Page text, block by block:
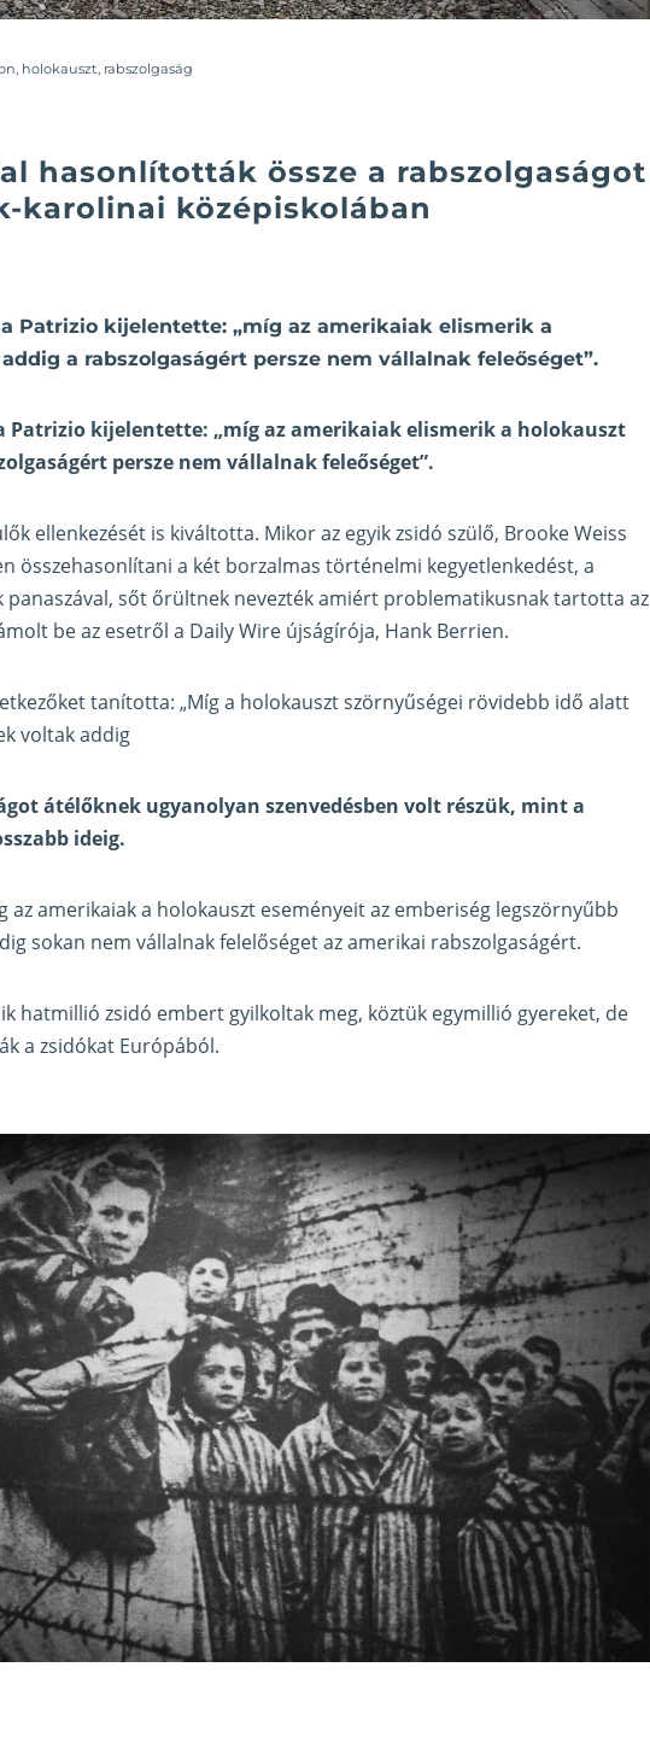
holokauszt rabszolgaság
hasonlították össze a rabszolgaságot
karolinai középiskolában
Patrizio kijelentette: „míg az amerikaiak elismerik a
a rabszolgaságért persze nem vállalnak feleőséget”.
Patrizio kijelentette: „míg az amerikaiak elismerik a holokauszt
persze nem vállalnak feleőséget”.
ellenkezését is kiváltotta. Mikor az egyik zsidó szülő, Brooke Weiss
összehasonlítani a két borzalmas történelmi kegyetlenkedést, a
sőt őrültnek nevezték amiért problematikusnak tartotta az
be az esetről a Daily Wire újságírója, Hank Berrien.
tanította: „Míg a holokauszt szörnyűségei rövidebb idő alatt
voltak addig
átélőknek ugyanolyan szenvedésben volt részük, mint a
ideig.
az amerikaiak a holokauszt eseményeit az emberiség legszörnyűbb
sokan nem vállalnak felelőséget az amerikai rabszolgaságért.
hatmillió zsidó embert gyilkoltak meg, köztük egymillió gyereket, de
a zsidókat Európából.